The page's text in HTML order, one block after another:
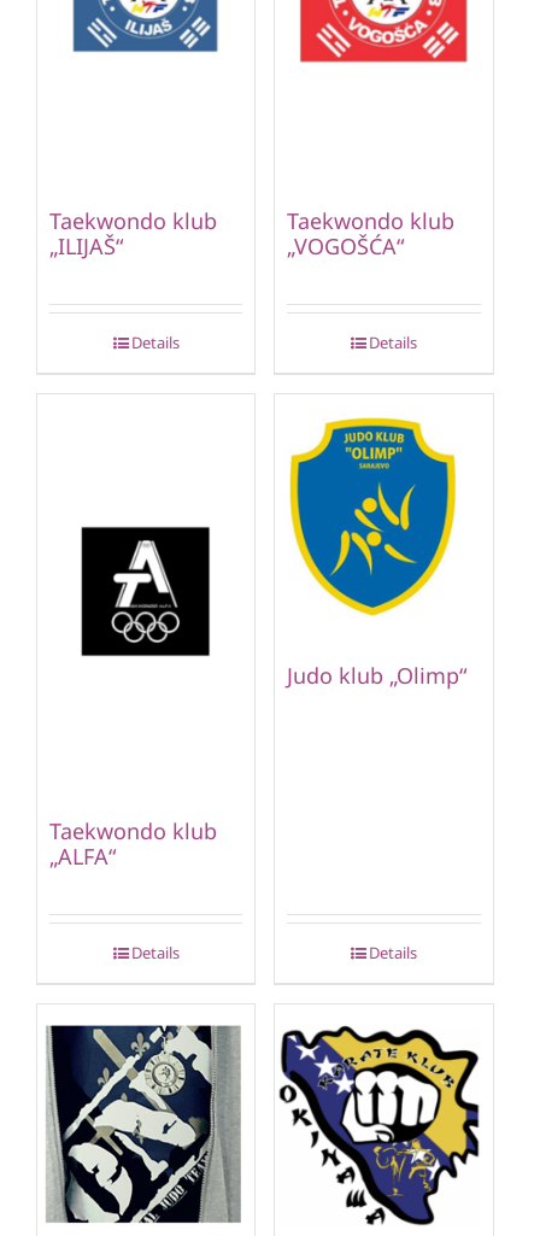
Taekwondo klub
„ILIJAŠ“
Details
Taekwondo klub
„VOGOŠĆA“
Details
Taekwondo klub
„ALFA“
Details
Judo klub „Olimp“
Details